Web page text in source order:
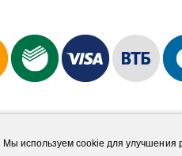
Мы используем cookie для улучшения